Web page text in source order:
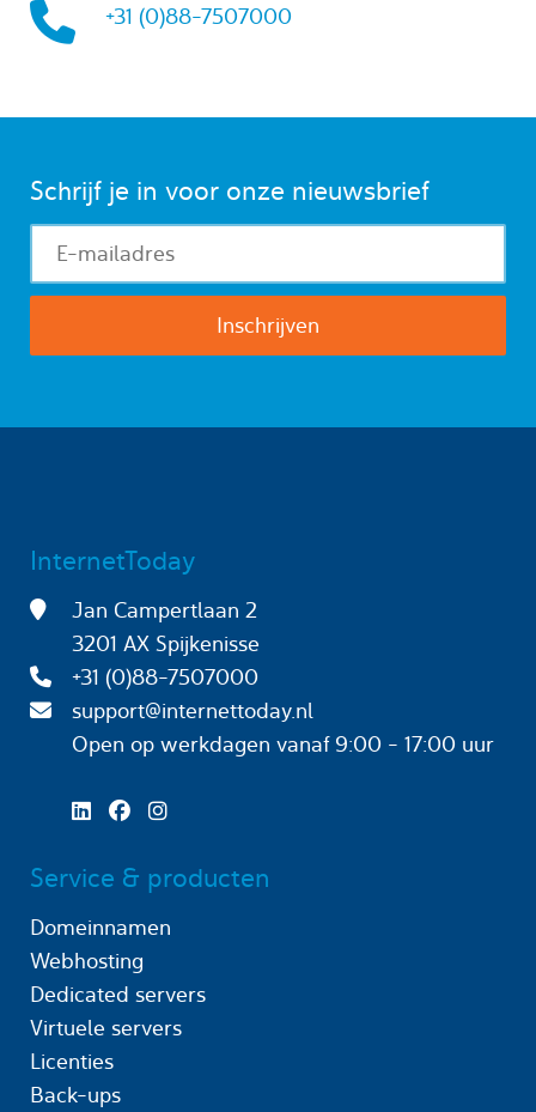
+31 (0)88-7507000
Schrijf je in voor onze nieuwsbrief
InternetToday
Jan Campertlaan 2
3201 AX Spijkenisse
+31 (0)88-7507000
support@internettoday.nl
Open op werkdagen
vanaf 9:00 - 17:00 uur
Service & producten
Domeinnamen
Webhosting
Dedicated servers
Virtuele servers
Licenties
Back-ups